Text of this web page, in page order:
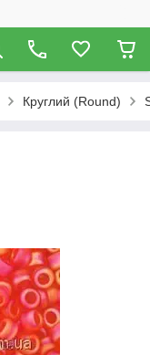
Круглий (Round)